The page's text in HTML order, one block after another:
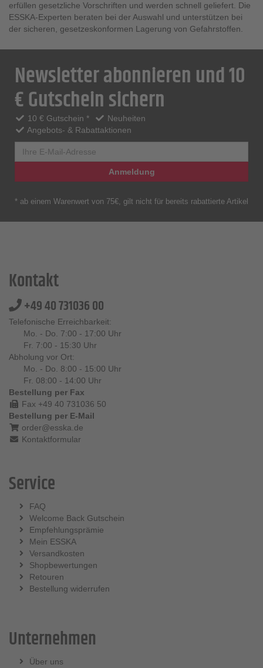
erfüllen gesetzliche Vorschriften und werden schnell geliefert. Die
ESSKA-Experten beraten bei der Auswahl und unterstützen bei
der sicheren, gesetzeskonformen Lagerung von Gefahrstoffen.
Newsletter abonnieren und 10
€ Gutschein sichern
10 € Gutschein *
Neuheiten
Angebots- & Rabattaktionen
Anmeldung
* ab einem Warenwert von 75€, gilt nicht für bereits rabattierte Artikel
Kontakt
+49 40 731036 00
Telefonische Erreichbarkeit:
Mo. - Do. 7:00 - 17:00 Uhr
Fr. 7:00 - 15:30 Uhr
Abholung vor Ort:
Mo. - Do. 8:00 - 15:00 Uhr
Fr. 08:00 - 14:00 Uhr
Bestellung per Fax
Fax +49 40 731036 50
Bestellung per E-Mail
order@esska.de
Kontaktformular
Service
FAQ
Welcome Back Gutschein
Empfehlungsprämie
Mein ESSKA
Versandkosten
Shopbewertungen
Retouren
Bestellung widerrufen
Unternehmen
Über uns